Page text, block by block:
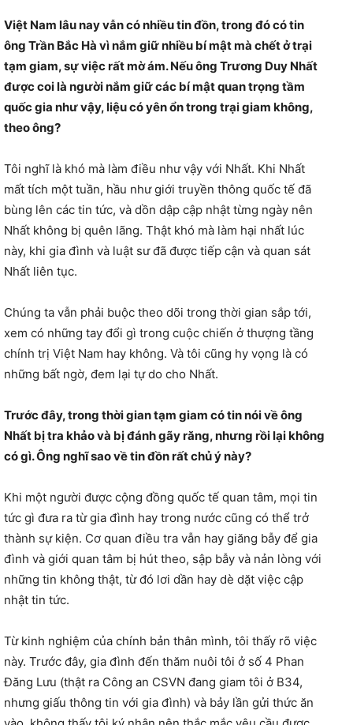
Việt Nam lâu nay vẫn có nhiều tin đồn, trong đó có tin
ông Trần Bắc Hà vì nắm giữ nhiều bí mật mà chết ở trại
tạm giam, sự việc rất mờ ám. Nếu ông Trương Duy Nhất
được coi là người nắm giữ các bí mật quan trọng tầm
quốc gia như vậy, liệu có yên ổn trong trại giam không,
theo ông?
Tôi nghĩ là khó mà làm điều như vậy với Nhất. Khi Nhất
mất tích một tuần, hầu như giới truyền thông quốc tế đã
bùng lên các tin tức, và dồn dập cập nhật từng ngày nên
Nhất không bị quên lãng. Thật khó mà làm hại nhất lúc
này, khi gia đình và luật sư đã được tiếp cận và quan sát
Nhất liên tục.
Chúng ta vẫn phải buộc theo dõi trong thời gian sắp tới,
xem có những tay đổi gì trong cuộc chiến ở thượng tầng
chính trị Việt Nam hay không. Và tôi cũng hy vọng là có
những bất ngờ, đem lại tự do cho Nhất.
Trước đây, trong thời gian tạm giam có tin nói về ông
Nhất bị tra khảo và bị đánh gãy răng, nhưng rồi lại không
có gì. Ông nghĩ sao về tin đồn rất chủ ý này?
Khi một người được cộng đồng quốc tế quan tâm, mọi tin
tức gì đưa ra từ gia đình hay trong nước cũng có thể trở
thành sự kiện. Cơ quan điều tra vẫn hay giăng bẫy để gia
đình và giới quan tâm bị hút theo, sập bẫy và nản lòng với
những tin không thật, từ đó lơi dần hay dè dặt việc cập
nhật tin tức.
Từ kinh nghiệm của chính bản thân mình, tôi thấy rõ việc
này. Trước đây, gia đình đến thăm nuôi tôi ở số 4 Phan
Đăng Lưu (thật ra Công an CSVN đang giam tôi ở B34,
nhưng giấu thông tin với gia đình) và bảy lần gửi thức ăn